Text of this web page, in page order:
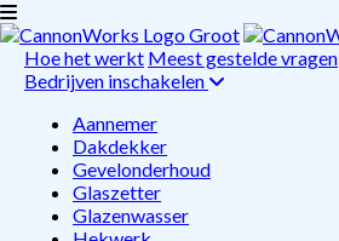
Hoe het werkt Meest gestelde vragen
Bedrijven inschakelen
Aannemer
Dakdekker
Gevelonderhoud
Glaszetter
Glazenwasser